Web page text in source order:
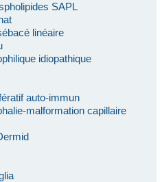
SAPL
linéaire
idiopathique
auto-immun
malformation capillaire